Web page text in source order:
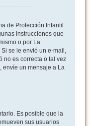
de Protección Infantil
instrucciones que
o por La
se le envió un e-mail,
no es correcta o tal vez
envíe un mensaje a La
Es posible que la
sus usuarios